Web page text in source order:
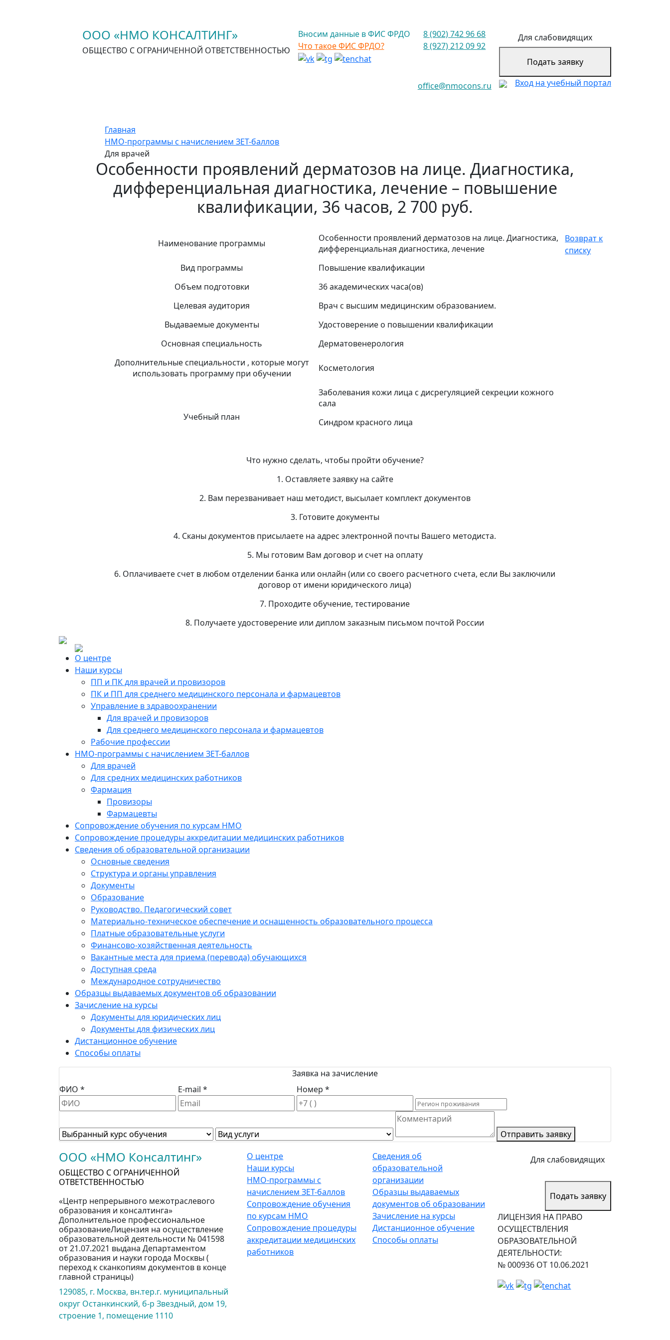
ООО «НМО КОНСАЛТИНГ»
ОБЩЕСТВО С ОГРАНИЧЕННОЙ ОТВЕТСТВЕННОСТЬЮ
Вносим данные в ФИС ФРДО
Что такое ФИС ФРДО?
8 (902) 742 96 68
8 (927) 212 09 92
office@nmocons.ru
Для слабовидящих
Подать заявку
Вход на учебный портал
Главная
НМО-программы с начислением ЗЕТ-баллов
Для врачей
Особенности проявлений дерматозов на лице. Диагностика,
дифференциальная диагностика, лечение – повышение
квалификации, 36 часов, 2 700 руб.
Наименование программы
Особенности проявлений дерматозов на лице. Диагностика,
дифференциальная диагностика, лечение
Вид программы
Повышение квалификации
Объем подготовки
36 академических часа(ов)
Целевая аудитория
Врач с высшим медицинским образованием.
Выдаваемые документы
Удостоверение о повышении квалификации
Основная специальность
Дерматовенерология
Дополнительные специальности , которые могут
использовать программу при обучении
Косметология
Учебный план
Заболевания кожи лица с дисрегуляцией секреции кожного
сала
Синдром красного лица
Что нужно сделать, чтобы пройти обучение?
1. Оставляете заявку на сайте
2. Вам перезванивает наш методист, высылает комплект документов
3. Готовите документы
4. Сканы документов присылаете на адрес электронной почты Вашего методиста.
5. Мы готовим Вам договор и счет на оплату
6. Оплачиваете счет в любом отделении банка или онлайн (или со своего расчетного счета, если Вы заключили
договор от имени юридического лица)
7. Проходите обучение, тестирование
8. Получаете удостоверение или диплом заказным письмом почтой России
Возврат к
списку
О центре
Наши курсы
ПП и ПК для врачей и провизоров
ПК и ПП для среднего медицинского персонала и фармацевтов
Управление в здравоохранении
Для врачей и провизоров
Для среднего медицинского персонала и фармацевтов
Рабочие профессии
НМО-программы с начислением ЗЕТ-баллов
Для врачей
Для средних медицинских работников
Фармация
Провизоры
Фармацевты
Сопровождение обучения по курсам НМО
Сопровождение процедуры аккредитации медицинских работников
Сведения об образовательной организации
Основные сведения
Структура и органы управления
Документы
Образование
Руководство. Педагогический совет
Материально-техническое обеспечение и оснащенность образовательного процесса
Платные образовательные услуги
Финансово-хозяйственная деятельность
Вакантные места для приема (перевода) обучающихся
Доступная среда
Международное сотрудничество
Образцы выдаваемых документов об образовании
Зачисление на курсы
Документы для юридических лиц
Документы для физических лиц
Дистанционное обучение
Способы оплаты
Заявка на зачисление
ФИО *
E-mail * Номер *
Отправить заявку
ООО «НМО Консалтинг»
ОБЩЕСТВО С ОГРАНИЧЕННОЙ
ОТВЕТСТВЕННОСТЬЮ
«Центр непрерывного межотраслевого
образования и консалтинга»
Дополнительное профессиональное
образованиеЛицензия на осуществление
образовательной деятельности № 041598
от 21.07.2021 выдана Департаментом
образования и науки города Москвы (
переход к сканкопиям документов в конце
главной страницы)
129085, г. Москва, вн.тер.г. муниципальный
округ Останкинский, б-р Звездный, дом 19,
строение 1, помещение 1110
О центре
Наши курсы
НМО-программы с
начислением ЗЕТ-баллов
Сопровождение обучения
по курсам НМО
Сопровождение процедуры
аккредитации медицинских
работников
Сведения об
образовательной
организации
Образцы выдаваемых
документов об образовании
Зачисление на курсы
Дистанционное обучение
Способы оплаты
Для слабовидящих
Подать заявку
ЛИЦЕНЗИЯ НА ПРАВО
ОСУЩЕСТВЛЕНИЯ
ОБРАЗОВАТЕЛЬНОЙ
ДЕЯТЕЛЬНОСТИ:
№ 000936 ОТ 10.06.2021